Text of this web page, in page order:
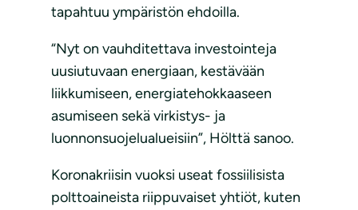
tapahtuu ympäristön ehdoilla.
“Nyt on vauhditettava investointeja
uusiutuvaan energiaan, kestävään
liikkumiseen, energiatehokkaaseen
asumiseen sekä virkistys- ja
luonnonsuojelualueisiin”, Hölttä sanoo.
Koronakriisin vuoksi useat fossiilisista
polttoaineista riippuvaiset yhtiöt, kuten